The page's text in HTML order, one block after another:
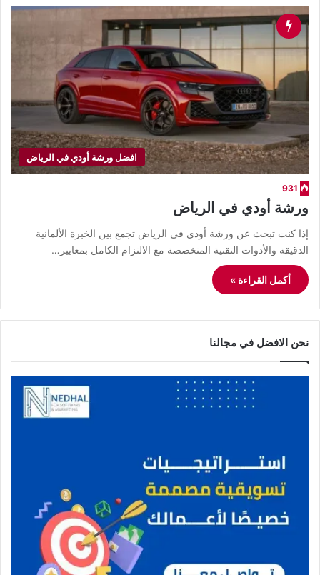
افضل ورشة أودي في الرياض
931
ورشة أودي في الرياض
​إذا كنت تبحث عن ورشة أودي في الرياض تجمع بين الخبرة الألمانية
الدقيقة والأدوات التقنية المتخصصة مع الالتزام الكامل بمعايير…
أكمل القراءة »
نحن الافضل في مجالنا